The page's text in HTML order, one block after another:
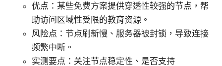
优点：某些免费方案提供穿透性较强的节点，帮
助访问区域性受限的教育资源。
风险点：节点刷新慢、服务器被封锁，导致连接
频繁中断。
实测要点：关注节点稳定性、是否支持